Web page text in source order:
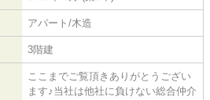
アパート/木造
3階建
ここまでご覧頂きありがとうござい
ます♪当社は他社に負けない総合仲介